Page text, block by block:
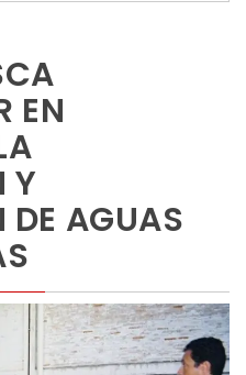
EN
Y
DE AGUAS